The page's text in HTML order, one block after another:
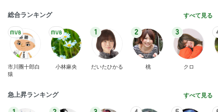
総合ランキング すべて見る
市川團十郎白
猿
小林麻央
1
だいたひかる
2
桃
3
クロ
急上昇ランキング すべて見る